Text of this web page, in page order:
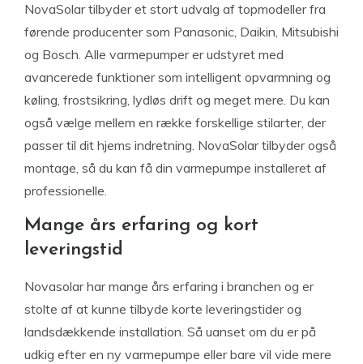
NovaSolar tilbyder et stort udvalg af topmodeller fra
førende producenter som Panasonic, Daikin, Mitsubishi
og Bosch. Alle varmepumper er udstyret med
avancerede funktioner som intelligent opvarmning og
køling, frostsikring, lydløs drift og meget mere. Du kan
også vælge mellem en række forskellige stilarter, der
passer til dit hjems indretning. NovaSolar tilbyder også
montage, så du kan få din varmepumpe installeret af
professionelle.
Mange års erfaring og kort
leveringstid
Novasolar har mange års erfaring i branchen og er
stolte af at kunne tilbyde korte leveringstider og
landsdækkende installation. Så uanset om du er på
udkig efter en ny varmepumpe eller bare vil vide mere